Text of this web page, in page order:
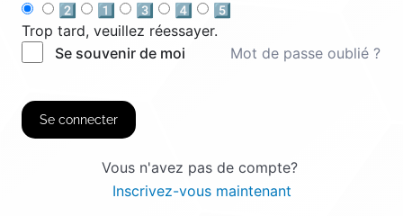
2️⃣
1️⃣ 3️⃣ 4️⃣
5️⃣
Trop tard, veuillez réessayer.
Se souvenir de moi
Mot de passe oublié ?
Se connecter
Vous n'avez pas de compte?
Inscrivez-vous maintenant